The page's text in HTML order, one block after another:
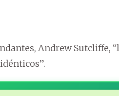
Andrew Sutcliffe,